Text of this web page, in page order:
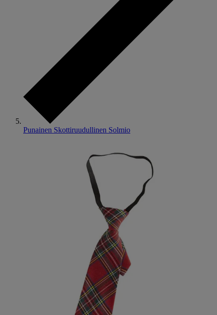
Punainen Skottiruudullinen Solmio